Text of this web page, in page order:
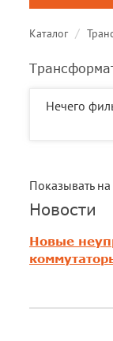
Каталог
Нечего
Показывать
Новости
Новые